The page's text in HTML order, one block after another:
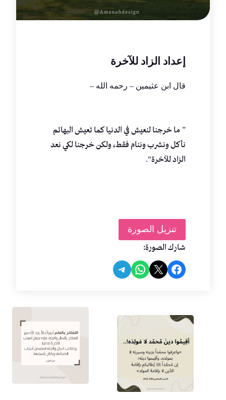
إعداد الزاد للآخرة
قال ابن عثيمين – رحمه الله –
” ما خرجنا لنعيش في الدنيا كما تعيش البهائم
نأكل ونشرب وننام فقط، ولكن خرجنا لكي نعد
الزاد للآخرة“.
تنزيل الصورة
شارك الصورة:
Share on Facebook
Share on X
Share on WhatsApp
Share on Telegram